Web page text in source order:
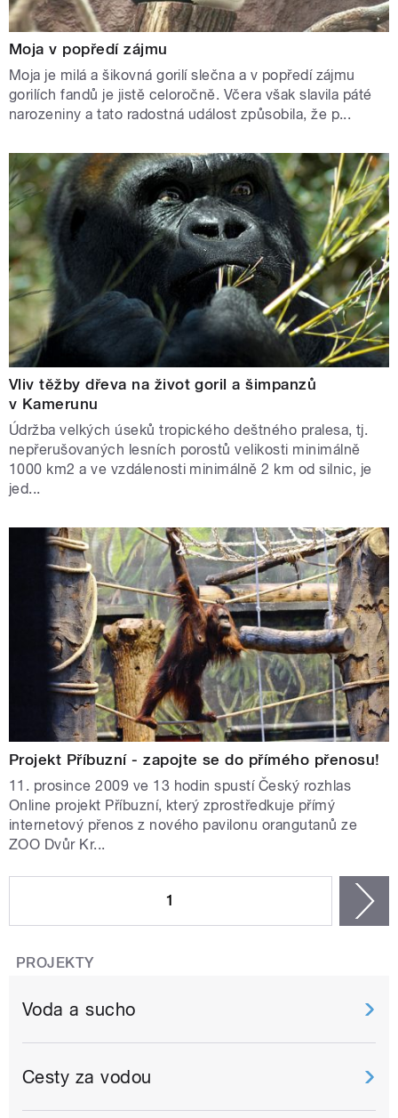
Moja v popředí zájmu
Moja je milá a šikovná gorilí slečna a v popředí zájmu
gorilích fandů je jistě celoročně. Včera však slavila páté
narozeniny a tato radostná událost způsobila, že p...
Vliv těžby dřeva na život goril a šimpanzů
v Kamerunu
Údržba velkých úseků tropického deštného pralesa, tj.
nepřerušovaných lesních porostů velikosti minimálně
1000 km2 a ve vzdálenosti minimálně 2 km od silnic, je
jed...
Projekt Příbuzní - zapojte se do přímého přenosu!
11. prosince 2009 ve 13 hodin spustí Český rozhlas
Online projekt Příbuzní, který zprostředkuje přímý
internetový přenos z nového pavilonu orangutanů ze
ZOO Dvůr Kr...
1
PROJEKTY
Voda a sucho
Cesty za vodou